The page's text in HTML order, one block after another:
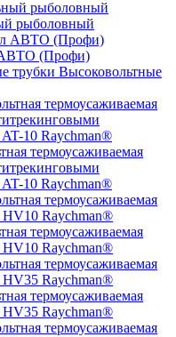
рыболовный
(Профи)
Высоковольтные
термоусаживаемая
10 Raychman®
термоусаживаемая
HV10 Raychman®
термоусаживаемая
HV35 Raychman®